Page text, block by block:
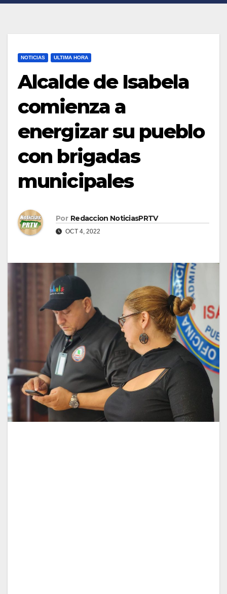
NOTICIAS ULTIMA HORA
Alcalde de Isabela
comienza a
energizar su pueblo
con brigadas
municipales
Por Redaccion NoticiasPRTV
OCT 4, 2022